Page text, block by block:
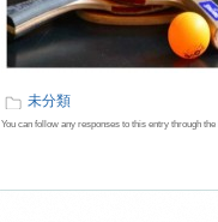
未分類
You can follow any responses to this entry through the